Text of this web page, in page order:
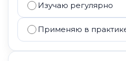
Изучаю регулярно
Применяю в